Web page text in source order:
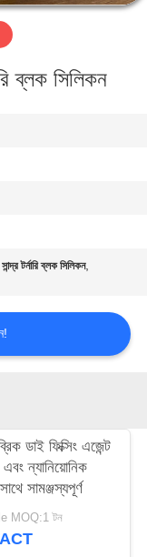
ব্লক সিলিকন
সান্দ্র টর্নারি ব্লক সিলিকন,
ডাই ফিক্সিং এজেন্ট
ন্যানিয়োনিক
সামঞ্জস্যপূর্ণ
MOQ:1 টন